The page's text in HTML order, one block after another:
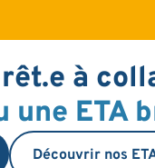
à
une ETA
Découvrir nos